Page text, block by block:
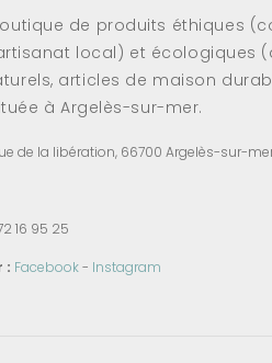
de produits éthiques
local) et écologiques
articles de maison
à Argelès-sur-mer.
de la libération, 66700 Argelès-sur-
16 95 25
: Facebook- Instagram